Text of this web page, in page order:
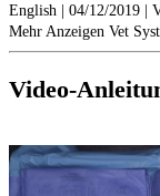
English | 04/12/2019 |
Mehr Anzeigen Vet
Video-